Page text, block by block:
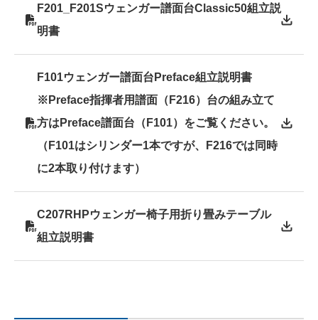
F201_F201Sウェンガー譜面台Classic50組立説
明書
F101ウェンガー譜面台Preface組立説明書
※Preface指揮者用譜面（F216）台の組み立て
方はPreface譜面台（F101）をご覧ください。
（F101はシリンダー1本ですが、F216では同時
に2本取り付けます）
C207RHPウェンガー椅子用折り畳みテーブル
組立説明書